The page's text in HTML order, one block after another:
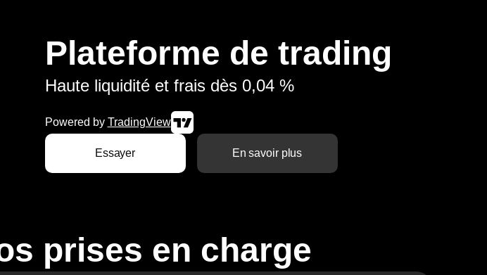
Plateforme de trading
Haute liquidité et frais dès 0,04 %
Powered by TradingView
Essayer En savoir plus
prises en charge